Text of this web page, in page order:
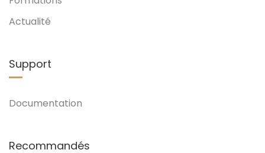
Actualité
Support
Documentation
Recommandés